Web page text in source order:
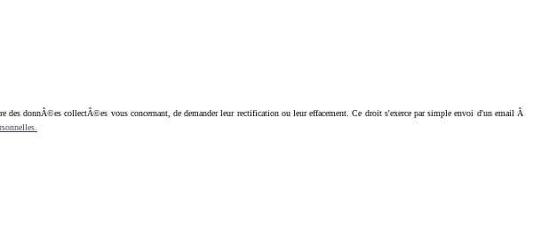
donnÃ©es collectÃ©es vous concernant, de demander leur rectification ou leur effacement. Ce droit s'exerce par simple envoi d'un email Ã